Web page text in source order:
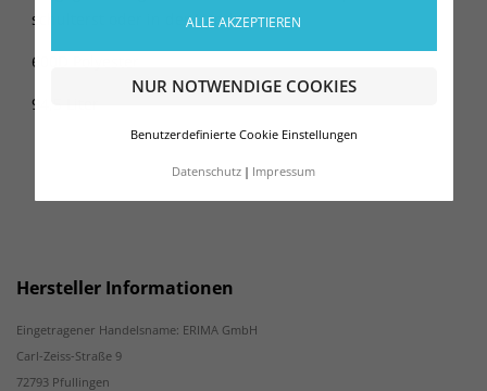
ALLE AKZEPTIEREN
NUR NOTWENDIGE COOKIES
Benutzerdefinierte Cookie Einstellungen
Datenschutz Impressum
schulterst oder in der Hand trägst.
600D Polyester
94,5 Liter
Hersteller Informationen
Eingetragener Handelsname: ERIMA GmbH
Carl-Zeiss-Straße 9
72793 Pfullingen